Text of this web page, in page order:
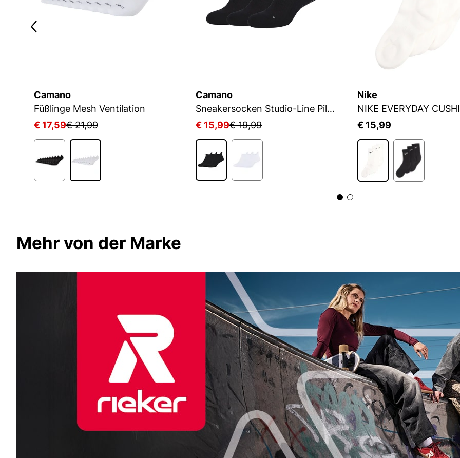
Camano
Füßlinge Mesh Ventilation
€ 17,59€ 21,99
Camano
Sneakersocken Studio-Line Pilates und Yoga
€ 15,99€ 19,99
Nike
NIKE EVERYDAY
€ 15,99
Mehr von der Marke